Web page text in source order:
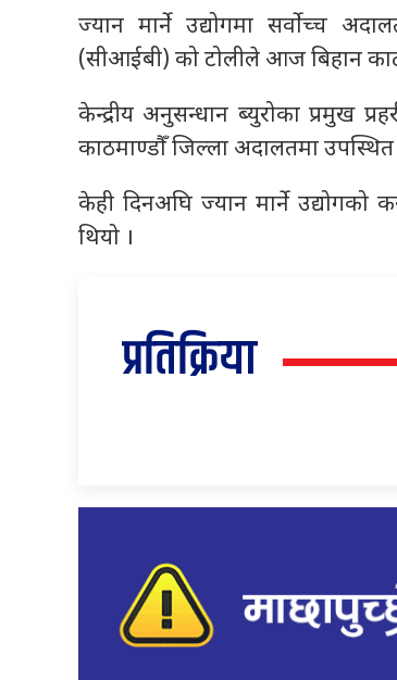
ज्यान मार्ने उद्योगमा सर्वोच्च
(सीआईबी) को टोलीले आज बिहान
केन्द्रीय अनुसन्धान ब्युरोका प्रमुख
काठमाण्डौँ जिल्ला अदालतमा
केही दिनअघि ज्यान मार्ने
थियो ।
प्रतिक्रिया